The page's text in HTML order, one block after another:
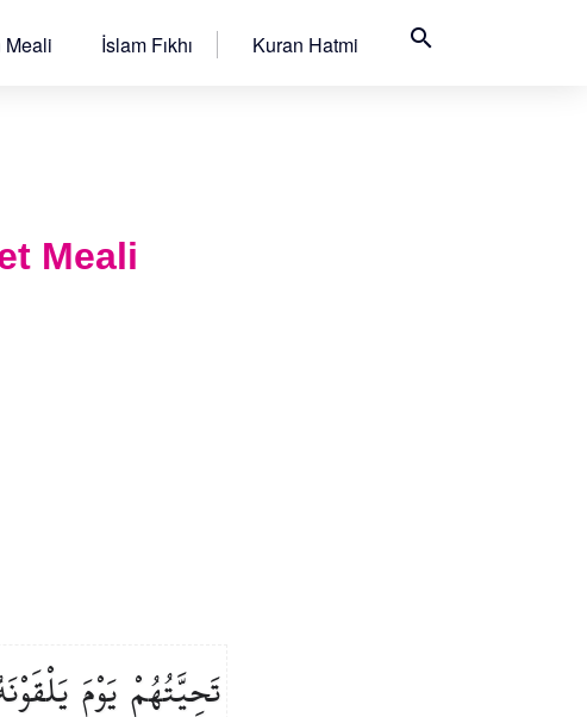
Meali İslam Fıkhı Kuran Hatmi search
Meali
تَحِيَّتُهُمْيَوْمَ